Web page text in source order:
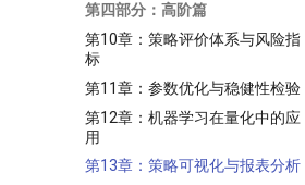
第四部分：高阶篇
第10章：策略评价体系与风险指
标
第11章：参数优化与稳健性检验
第12章：机器学习在量化中的应
用
第13章：策略可视化与报表分析